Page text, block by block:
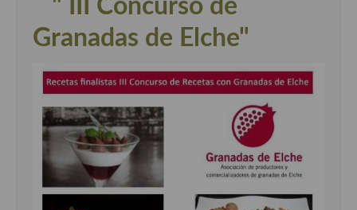
" III Concurso de
Granadas de Elche"